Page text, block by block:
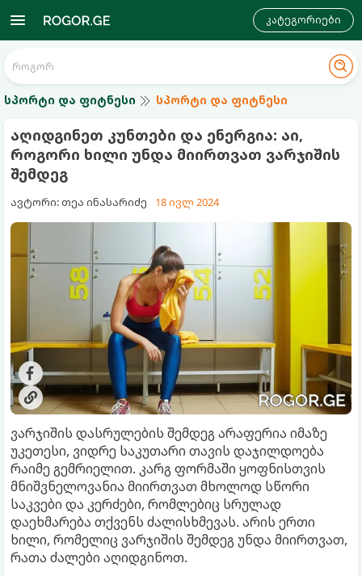
კატეგორიები
სპორტი და ფიტნესი სპორტი და ფიტნესი
აღიდგინეთ კუნთები და ენერგია: აი,
როგორი ხილი უნდა მიირთვათ ვარჯიშის
შემდეგ
ავტორი: თეა ინასარიძე 18 ივლ 2024
ვარჯიშის დასრულების შემდეგ არაფერია იმაზე
უკეთესი, ვიდრე საკუთარი თავის დაჯილდოება
რაიმე გემრიელით. კარგ ფორმაში ყოფნისთვის
მნიშვნელოვანია მიირთვათ მხოლოდ სწორი
საკვები და კერძები, რომლებიც სრულად
დაეხმარება თქვენს ძალისხმევას. არის ერთი
ხილი, რომელიც ვარჯიშის შემდეგ უნდა მიირთვათ,
რათა ძალები აღიდგინოთ.